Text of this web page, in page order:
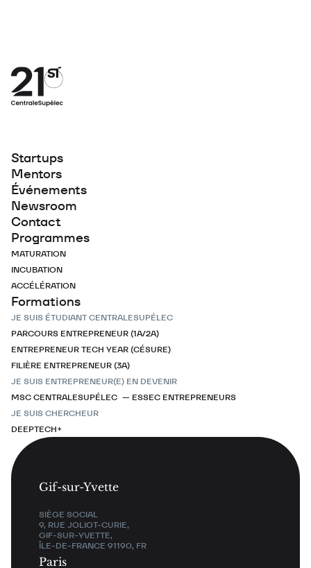
Startups
Mentors
Événements
Newsroom
Contact
Programmes
MATURATION
INCUBATION
ACCÉLÉRATION
Formations
JE SUIS ÉTUDIANT CENTRALESUPÉLEC
PARCOURS ENTREPRENEUR (1A/2A)
ENTREPRENEUR TECH YEAR (CÉSURE)
FILIÈRE ENTREPRENEUR (3A)
JE SUIS ENTREPRENEUR(E) EN DEVENIR
MSC CENTRALESUPÉLEC — ESSEC ENTREPRENEURS
JE SUIS CHERCHEUR
DEEPTECH+
Gif-sur-Yvette
SIÈGE SOCIAL
9, RUE JOLIOT-CURIE,
GIF-SUR-YVETTE,
ÎLE-DE-FRANCE 91190, FR
Paris